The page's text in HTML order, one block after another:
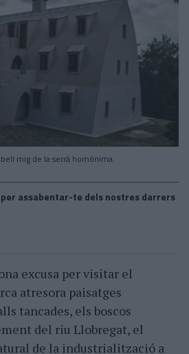
mig de la serrà homònima.
per assabentar-te dels nostres darrers
excusa per visitar el
atresora paisatges
tancades, els boscos
del riu Llobregat, el
de la industrialització a